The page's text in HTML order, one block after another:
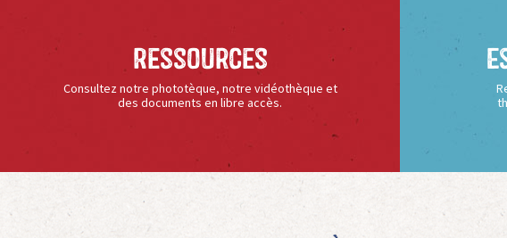
Ressources
Consultez notre phototèque, notre vidéothèque et
des documents en libre accès.